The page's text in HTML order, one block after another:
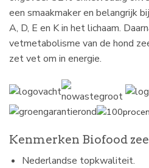
een smaakmaker en belangrijk
A, D, E en K in het lichaam.
vetmetabolisme van de hond
zet vet om in energie.
Kenmerken Biofood
Nederlandse topkwaliteit.